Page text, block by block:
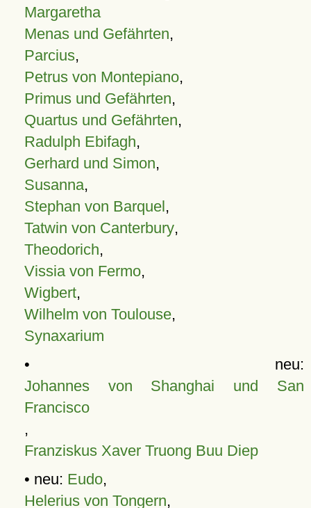
Margaretha
Menas und Gefährten,
Parcius,
Petrus von Montepiano,
Primus und Gefährten,
Quartus und Gefährten,
Radulph Ebifagh,
Gerhard und Simon,
Susanna,
Stephan von Barquel,
Tatwin von Canterbury,
Theodorich,
Vissia von Fermo,
Wigbert,
Wilhelm von Toulouse,
Synaxarium
• neu:
Johannes von Shanghai und San
Francisco
,
Franziskus Xaver Truong Buu Diep
• neu: Eudo,
Helerius von Tongern,